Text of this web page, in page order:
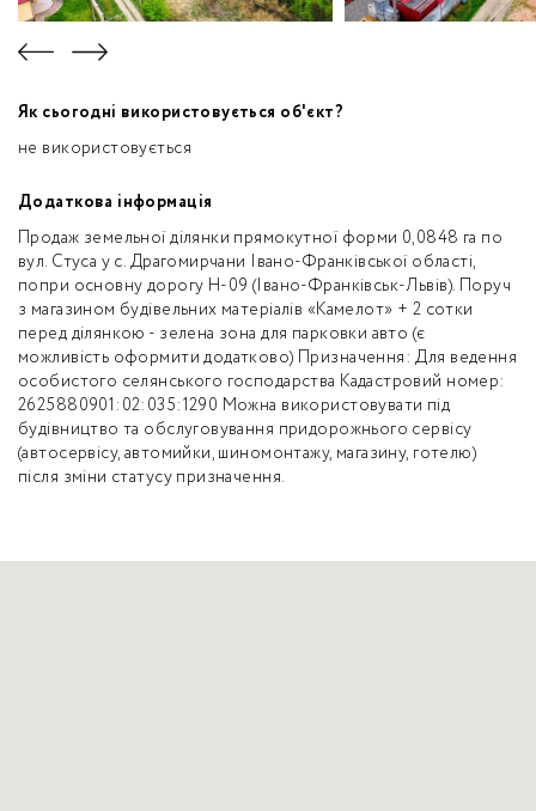
Як сьогодні використовується об'єкт?
не використовується
Додаткова інформація
Продаж земельної ділянки прямокутної форми 0,0848 га по
вул. Стуса у с. Драгомирчани Івано-Франківської області,
попри основну дорогу H-09 (Івано-Франківськ-Львів). Поруч
з магазином будівельних матеріалів «Камелот» + 2 сотки
перед ділянкою - зелена зона для парковки авто (є
можливість оформити додатково) Призначення: Для ведення
особистого селянського господарства Кадастровий номер:
2625880901:02:035:1290 Можна використовувати під
будівництво та обслуговування придорожнього сервісу
(автосервісу, автомийки, шиномонтажу, магазину, готелю)
після зміни статусу призначення.